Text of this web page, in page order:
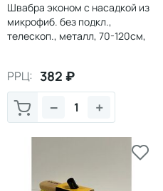
Швабра эконом с насадкой из
микрофиб. без подкл.,
телескоп., металл, 70-120см,
РРЦ: 382 ₽
+
−